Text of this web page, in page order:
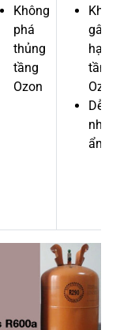
Không
phá
thủng
tầng
Ozon
gây
hại
tầng
Ozon
Dễ bị
ẩm